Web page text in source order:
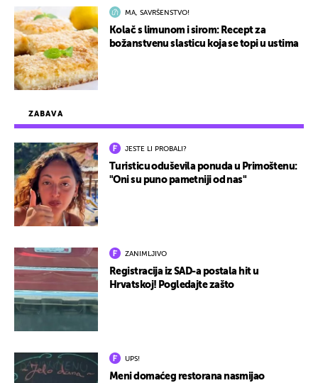
ZABAVA
JESTE LI PROBALI?
Turisticu oduševila ponuda u Primoštenu:
"Oni su puno pametniji od nas"
ZANIMLJIVO
Registracija iz SAD-a postala hit u
Hrvatskoj! Pogledajte zašto
UPS!
Meni domaćeg restorana nasmijao
MA, SAVRŠENSTVO!
Kolač s limunom i sirom: Recept za
božanstvenu slasticu koja se topi u ustima